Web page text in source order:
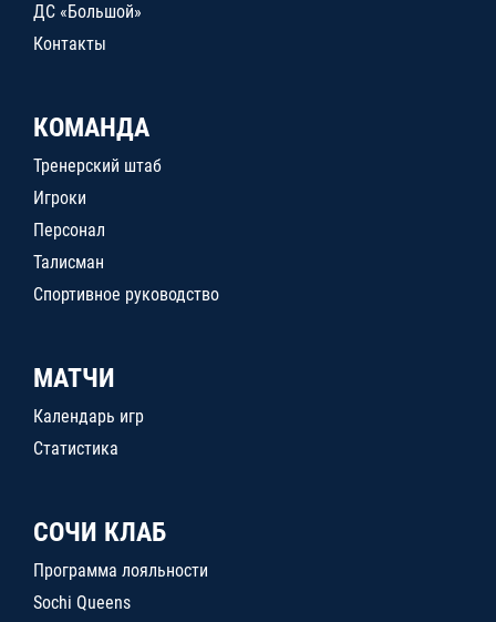
ДС «Большой»
Контакты
КОМАНДА
Тренерский штаб
Игроки
Персонал
Талисман
Спортивное руководство
МАТЧИ
Календарь игр
Статистика
СОЧИ КЛАБ
Программа лояльности
Sochi Queens